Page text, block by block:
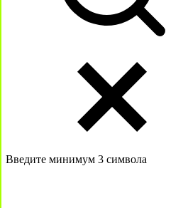
Введите минимум 3 символа